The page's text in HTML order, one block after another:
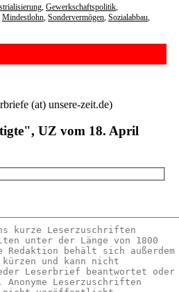
, Gewerkschaftspolitik,
Mindestlohn, Sondervermögen, Sozialabbau,
(at) unsere-zeit.de)
UZ vom 18. April